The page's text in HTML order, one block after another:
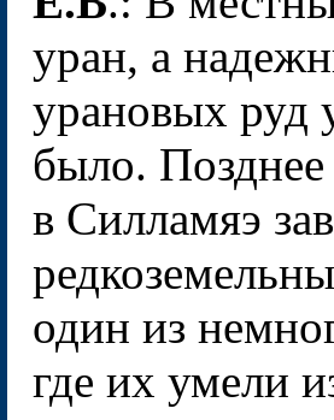
уран, а
урановых руд
было.
в Силламяэ
один из
где их умели